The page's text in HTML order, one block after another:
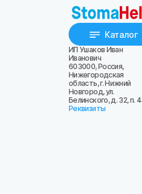
Каталог
ИП Ушаков Иван
Иванович
603000, Россия,
Нижегородская
область, г. Нижний
Новгород, ул.
Белинского, д. 32, п. 4
Реквизиты